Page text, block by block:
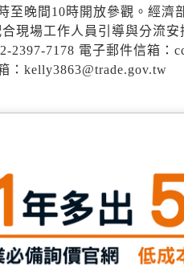
至晚間10時開放參觀。經濟
現場工作人員引導與分流
2397-7178 電子郵件信箱：
：kelly3863@trade.gov.tw